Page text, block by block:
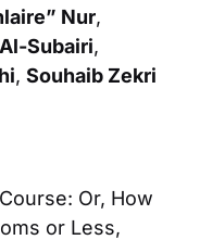
Nur,
Subairi,
, Souhaib Zekri
Or, How
or Less,